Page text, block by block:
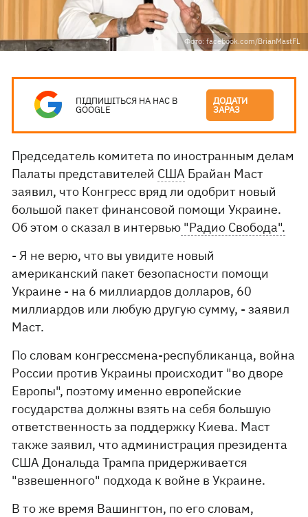
Фото: facebook.com/BrianMastFL
ПІДПИШІТЬСЯ НА НАС В
GOOGLE
ДОДАТИ
ЗАРАЗ
Председатель комитета по иностранным делам
Палаты представителей США Брайан Маст
заявил, что Конгресс вряд ли одобрит новый
большой пакет финансовой помощи Украине.
Об этом о сказал в интервью "Радио Свобода".
- Я не верю, что вы увидите новый
американский пакет безопасности помощи
Украине - на 6 миллиардов долларов, 60
миллиардов или любую другую сумму, - заявил
Маст.
По словам конгрессмена-республиканца, война
России против Украины происходит "во дворе
Европы", поэтому именно европейские
государства должны взять на себя большую
ответственность за поддержку Киева. Маст
также заявил, что администрация президента
США Дональда Трампа придерживается
"взвешенного" подхода к войне в Украине.
В то же время Вашингтон, по его словам,